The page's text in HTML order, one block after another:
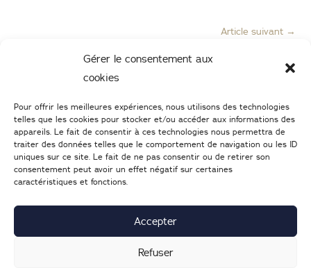
Gérer le consentement aux
cookies
Pour offrir les meilleures expériences, nous utilisons des technologies
telles que les cookies pour stocker et/ou accéder aux informations des
appareils. Le fait de consentir à ces technologies nous permettra de
traiter des données telles que le comportement de navigation ou les ID
uniques sur ce site. Le fait de ne pas consentir ou de retirer son
consentement peut avoir un effet négatif sur certaines
caractéristiques et fonctions.
Accepter
Refuser
Article suivant→
u mardi au samedi : 9h30-19h